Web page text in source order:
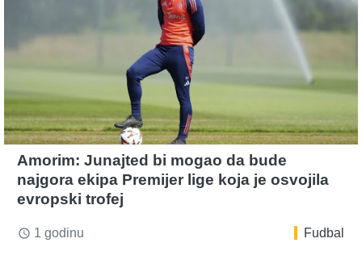
Amorim: Junajted bi mogao da bude
najgora ekipa Premijer lige koja je osvojila
evropski trofej
access_time 1 godinu Fudbal